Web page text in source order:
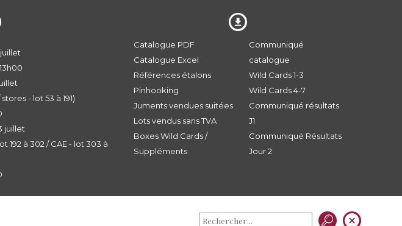
- lot 53 à 191)
juillet
192 à 302 / CAE - lot 303 à
Catalogue PDF
Catalogue Excel
Références étalons
Pinhooking
Juments vendues suitées
Lots vendus sans TVA
Boxes Wild Cards /
Suppléments
Communiqué
catalogue
Wild Cards 1-3
Wild Cards 4-7
Communiqué résultats
J1
Communiqué Résultats
Jour 2